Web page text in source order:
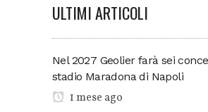
ULTIMI ARTICOLI
Nel 2027 Geolier farà sei
stadio Maradona di Napoli
1 mese ago